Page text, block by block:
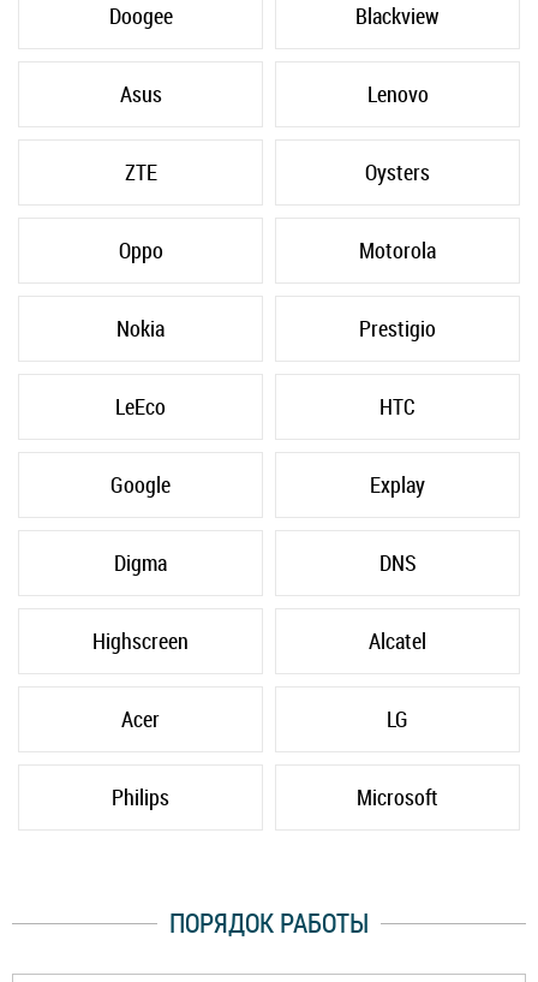
Doogee Blackview
Asus Lenovo
ZTE Oysters
Oppo Motorola
Nokia Prestigio
LeEco HTC
Google Explay
Digma DNS
Highscreen Alcatel
Acer LG
Philips Microsoft
ПОРЯДОК РАБОТЫ